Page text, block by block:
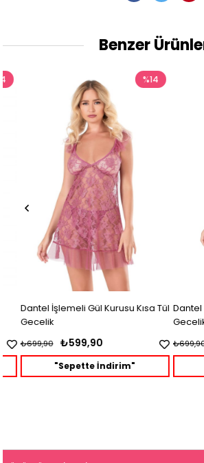
Benzer
Dantel İşlemeli Gül Kurusu Kısa Tül
Gecelik
₺599,90
₺699,90
%14
"Sepette İndirim"
Dantel
Gecelik
₺699,90